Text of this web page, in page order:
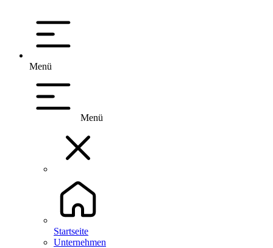
Menü
Menü
Startseite
Unternehmen